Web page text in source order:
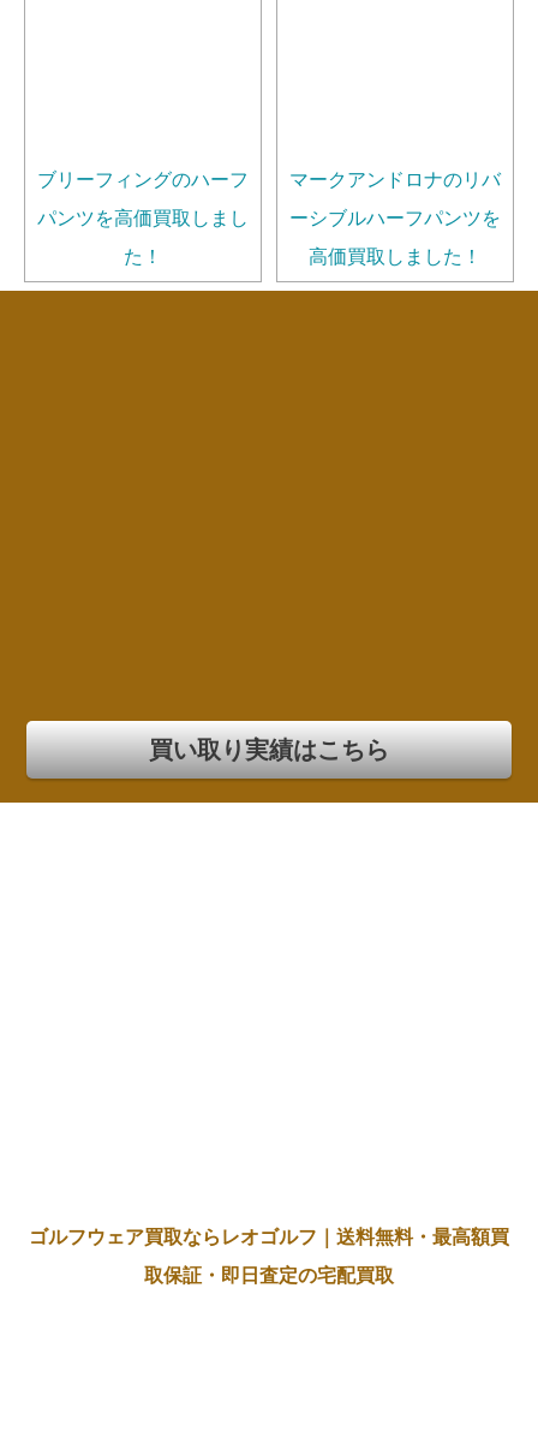
ブリーフィングのハーフ
パンツを高価買取しまし
た！
マークアンドロナのリバ
ーシブルハーフパンツを
高価買取しました！
買い取り実績はこちら
ゴルフウェア買取ならレオゴルフ｜送料無料・最高額買
取保証・即日査定の宅配買取